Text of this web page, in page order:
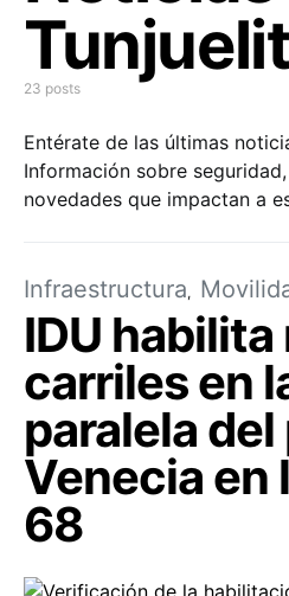
23 posts
Entérate de las últimas
Información sobre
novedades que impactan a
Infraestructura
IDU
carriles en
paralela
Venecia en
68